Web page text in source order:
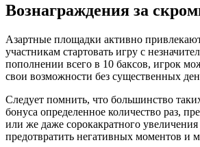
Вознаграждения за
Азартные площадки активно
участникам стартовать игру с
пополнении всего в 10 баксов, игрок
свои возможности без существенных
Следует помнить, что большинство
бонуса определенное количество раз,
или же даже сорокакратного
предотвратить негативных моментов и